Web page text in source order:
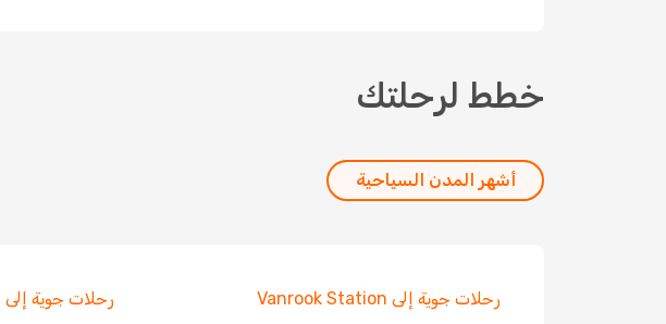
خطط لرحلتك
أشهر المدن السياحية
رحلات جوية إلى Vanrook Station رحلات جوية إلى Lotus Vale Station